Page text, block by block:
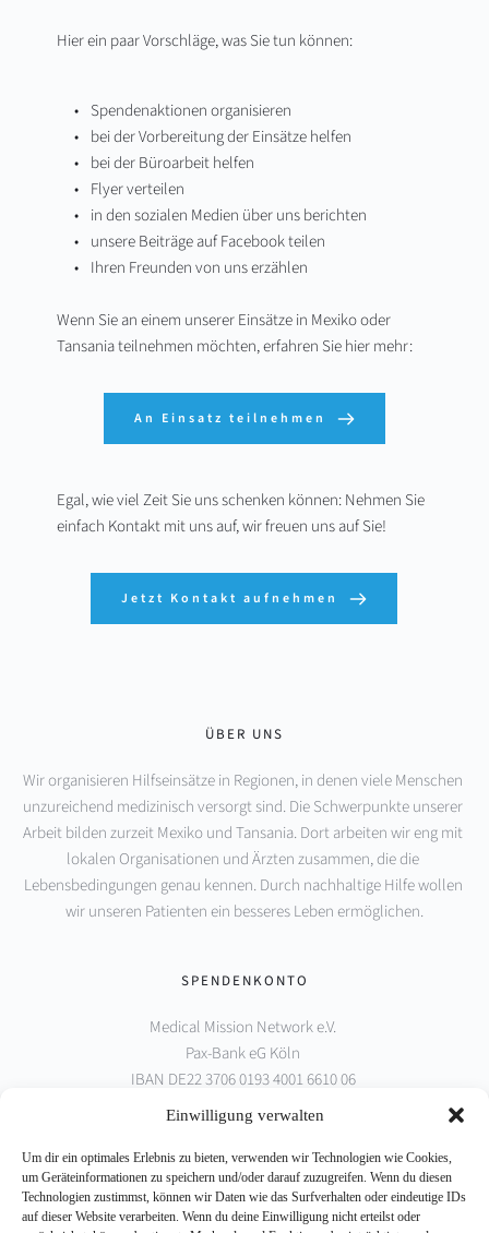
Einwilligung verwalten
Um dir ein optimales Erlebnis zu bieten, verwenden wir Technologien wie Cookies,
um Geräteinformationen zu speichern und/oder darauf zuzugreifen. Wenn du diesen
Technologien zustimmst, können wir Daten wie das Surfverhalten oder eindeutige IDs
auf dieser Website verarbeiten. Wenn du deine Einwilligung nicht erteilst oder
Hier ein paar Vorschläge, was Sie tun können:
Spendenaktionen organisieren
bei der Vorbereitung der Einsätze helfen
bei der Büroarbeit helfen
Flyer verteilen
in den sozialen Medien über uns berichten
unsere Beiträge auf Facebook teilen
Ihren Freunden von uns erzählen
Wenn Sie an einem unserer Einsätze in Mexiko oder
Tansania teilnehmen möchten, erfahren Sie hier mehr:
An Einsatz teilnehmen
Egal, wie viel Zeit Sie uns schenken können: Nehmen Sie
einfach Kontakt mit uns auf, wir freuen uns auf Sie!
Jetzt Kontakt aufnehmen
ÜBER UNS
Wir organisieren Hilfseinsätze in Regionen, in denen viele Menschen
unzureichend medizinisch versorgt sind. Die Schwerpunkte unserer
Arbeit bilden zurzeit Mexiko und Tansania. Dort arbeiten wir eng mit
lokalen Organisationen und Ärzten zusammen, die die
Lebensbedingungen genau kennen. Durch nachhaltige Hilfe wollen
wir unseren Patienten ein besseres Leben ermöglichen.
SPENDENKONTO
Medical Mission Network e.V.
Pax-Bank eG Köln
IBAN DE22 3706 0193 4001 6610 06
BIC GENODED1PAX
PARTNER